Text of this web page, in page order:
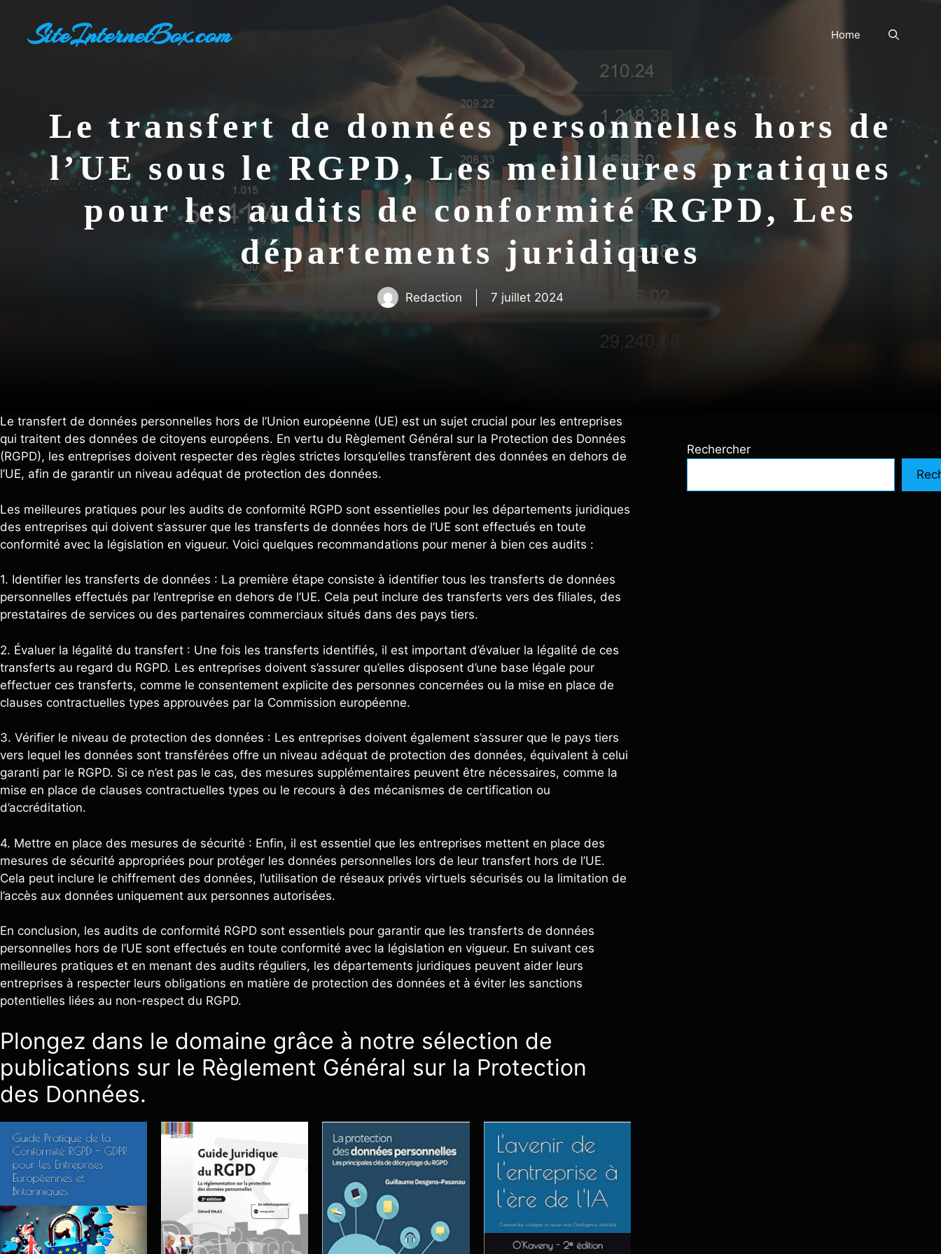
contenuSiteInternetBox.com Home
Le transfert de données personnelles hors de
l’UE sous le RGPD, Les meilleures pratiques
pour les audits de conformité RGPD, Les
départements juridiques
Redaction 7 juillet 2024
Le transfert de données personnelles hors de l’Union européenne (UE) est un sujet crucial pour les entreprises
qui traitent des données de citoyens européens. En vertu du Règlement Général sur la Protection des Données
(RGPD), les entreprises doivent respecter des règles strictes lorsqu’elles transfèrent des données en dehors de
l’UE, afin de garantir un niveau adéquat de protection des données.
Les meilleures pratiques pour les audits de conformité RGPD sont essentielles pour les départements juridiques
des entreprises qui doivent s’assurer que les transferts de données hors de l’UE sont effectués en toute
conformité avec la législation en vigueur. Voici quelques recommandations pour mener à bien ces audits :
1. Identifier les transferts de données : La première étape consiste à identifier tous les transferts de données
personnelles effectués par l’entreprise en dehors de l’UE. Cela peut inclure des transferts vers des filiales, des
prestataires de services ou des partenaires commerciaux situés dans des pays tiers.
2. Évaluer la légalité du transfert : Une fois les transferts identifiés, il est important d’évaluer la légalité de ces
transferts au regard du RGPD. Les entreprises doivent s’assurer qu’elles disposent d’une base légale pour
effectuer ces transferts, comme le consentement explicite des personnes concernées ou la mise en place de
clauses contractuelles types approuvées par la Commission européenne.
3. Vérifier le niveau de protection des données : Les entreprises doivent également s’assurer que le pays tiers
vers lequel les données sont transférées offre un niveau adéquat de protection des données, équivalent à celui
garanti par le RGPD. Si ce n’est pas le cas, des mesures supplémentaires peuvent être nécessaires, comme la
mise en place de clauses contractuelles types ou le recours à des mécanismes de certification ou
d’accréditation.
4. Mettre en place des mesures de sécurité : Enfin, il est essentiel que les entreprises mettent en place des
mesures de sécurité appropriées pour protéger les données personnelles lors de leur transfert hors de l’UE.
Cela peut inclure le chiffrement des données, l’utilisation de réseaux privés virtuels sécurisés ou la limitation de
l’accès aux données uniquement aux personnes autorisées.
En conclusion, les audits de conformité RGPD sont essentiels pour garantir que les transferts de données
personnelles hors de l’UE sont effectués en toute conformité avec la législation en vigueur. En suivant ces
meilleures pratiques et en menant des audits réguliers, les départements juridiques peuvent aider leurs
entreprises à respecter leurs obligations en matière de protection des données et à éviter les sanctions
potentielles liées au non-respect du RGPD.
Plongez dans le domaine grâce à notre sélection de
publications sur le Règlement Général sur la Protection
des Données.
Rechercher